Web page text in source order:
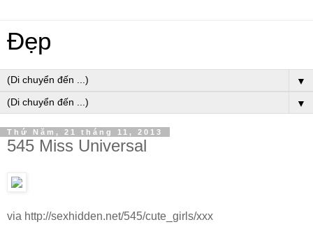
Đẹp
▼
▼
Thứ Năm, 21 tháng 11, 2013
545 Miss Universal
via http://sexhidden.net/545/cute_girls/xxx